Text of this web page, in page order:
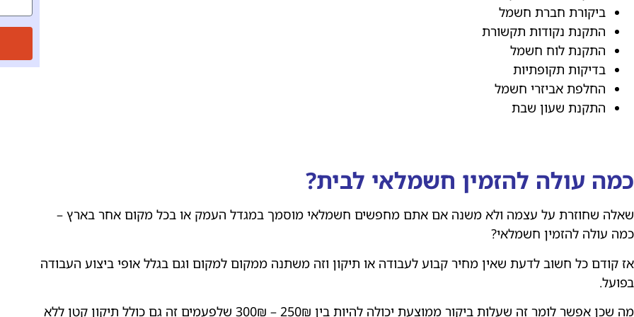
ביקורת חברת חשמל
התקנת נקודות תקשורת
התקנת לוח חשמל
בדיקות תקופתיות
החלפת אביזרי חשמל
התקנת שעון שבת
כמה עולה להזמין חשמלאי לבית?
שאלה שחוזרת על עצמה ולא משנה אם אתם מחפשים חשמלאי מוסמך במגדל העמק או בכל מקום אחר בארץ –
כמה עולה להזמין חשמלאי?
אז קודם כל חשוב לדעת שאין מחיר קבוע לעבודה או תיקון וזה משתנה ממקום למקום וגם בגלל אופי ביצוע העבודה
בפועל.
מה שכן אפשר לומר זה שעלות ביקור ממוצעת יכולה להיות בין 250₪ – 300₪ שלפעמים זה גם כולל תיקון קטן ללא